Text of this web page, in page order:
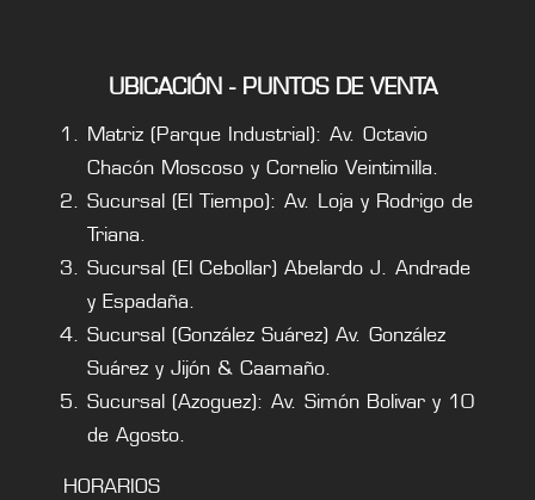
UBICACIÓN - PUNTOS DE VENTA
Matriz (Parque Industrial): Av. Octavio
Chacón Moscoso y Cornelio Veintimilla.
Sucursal (El Tiempo): Av. Loja y Rodrigo de
Triana.
Sucursal (El Cebollar) Abelardo J. Andrade
y Espadaña.
Sucursal (González Suárez) Av. González
Suárez y Jijón & Caamaño.
Sucursal (Azoguez): Av. Simón Bolivar y 10
de Agosto.
HORARIOS